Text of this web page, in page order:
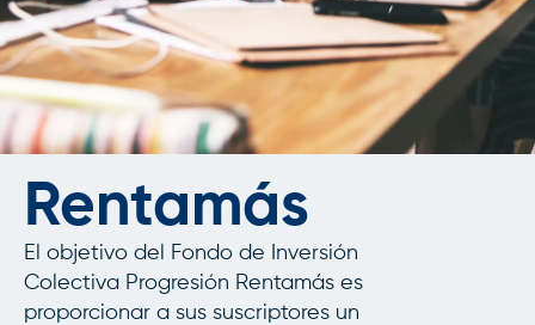
Rentamás
El objetivo del Fondo de Inversión
Colectiva Progresión Rentamás es
proporcionar a sus suscriptores un